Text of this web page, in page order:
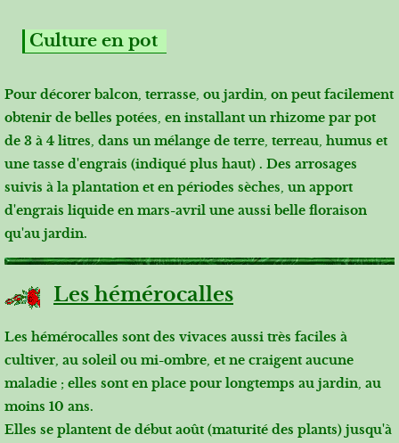
Culture en pot
Pour décorer balcon, terrasse, ou jardin, on peut facilement
obtenir de belles potées, en installant un rhizome par pot
de 3 à 4 litres, dans un mélange de terre, terreau, humus et
une tasse d'engrais (indiqué plus haut) . Des arrosages
suivis à la plantation et en périodes sèches, un apport
d'engrais liquide en mars-avril une aussi belle floraison
qu'au jardin.
Les hémérocalles
Les hémérocalles sont des vivaces aussi très faciles à
cultiver, au soleil ou mi-ombre, et ne craigent aucune
maladie ; elles sont en place pour longtemps au jardin, au
moins 10 ans.
Elles se plantent de début août (maturité des plants) jusqu'à